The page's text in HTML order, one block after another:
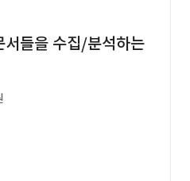
들을 수집/분석하는